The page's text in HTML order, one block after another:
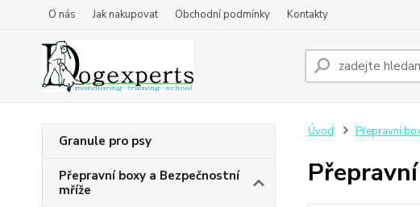
O nás Jak nakupovat Obchodní podmínky Kontakty
Granule pro psy
Přepravní boxy a Bezpečnostní
mříže
Úvod Přepravní